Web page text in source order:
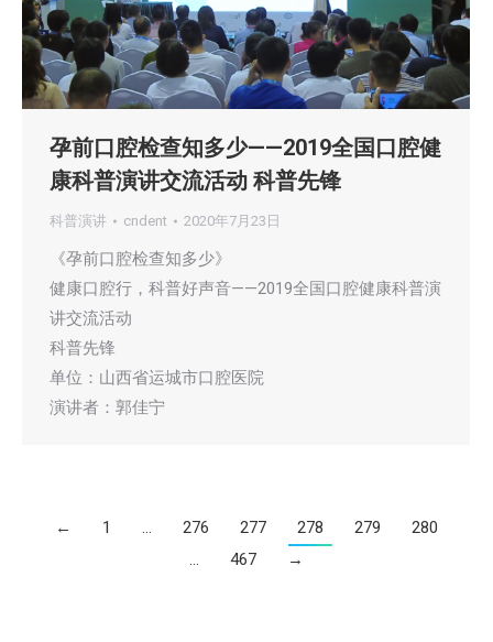
孕前口腔检查知多少——2019全国口腔健
康科普演讲交流活动 科普先锋
科普演讲 cndent 2020年7月23日
《孕前口腔检查知多少》
健康口腔行，科普好声音——2019全国口腔健康科普演
讲交流活动
科普先锋
单位：山西省运城市口腔医院
演讲者：郭佳宁
← 1 … 276 277 278 279
280
…
467 →